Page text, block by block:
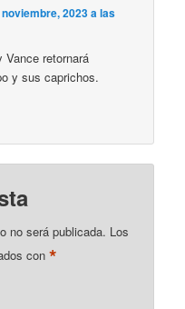
2023 a las
retornará
y sus caprichos.
no será publicada. Los
con*